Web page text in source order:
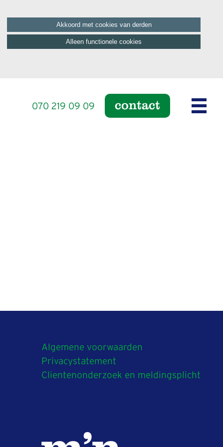
Akkoord met cookies van derden
Alleen functionele cookies
070 219 09 09 contact
Algemene voorwaarden
Privacystatement
Clientenonderzoek en meldingsplicht